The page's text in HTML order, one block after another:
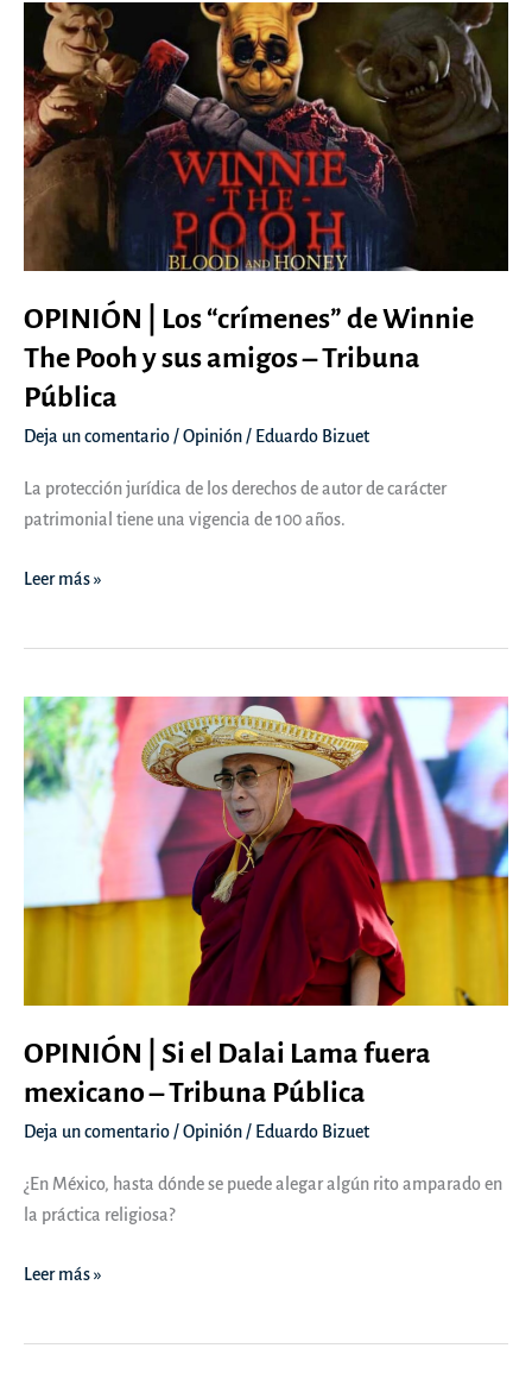
OPINIÓN | Los “crímenes” de Winnie
The Pooh y sus amigos – Tribuna
Pública
Deja un comentario/Opinión/ Eduardo Bizuet
La protección jurídica de los derechos de autor de carácter
patrimonial tiene una vigencia de 100 años.
OPINIÓN
de
Winnie
The
Pooh
–
Leer más »
OPINIÓN | Si el Dalai Lama fuera
mexicano – Tribuna Pública
Deja un comentario/Opinión/ Eduardo Bizuet
¿En México, hasta dónde se puede alegar algún rito amparado en
la práctica religiosa?
OPINIÓN
Leer más »